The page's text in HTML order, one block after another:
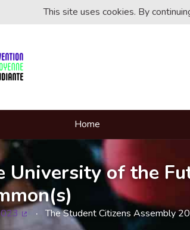
This site uses cookies. By
Home
University of the
(External link)
The Student Citizens Assembly